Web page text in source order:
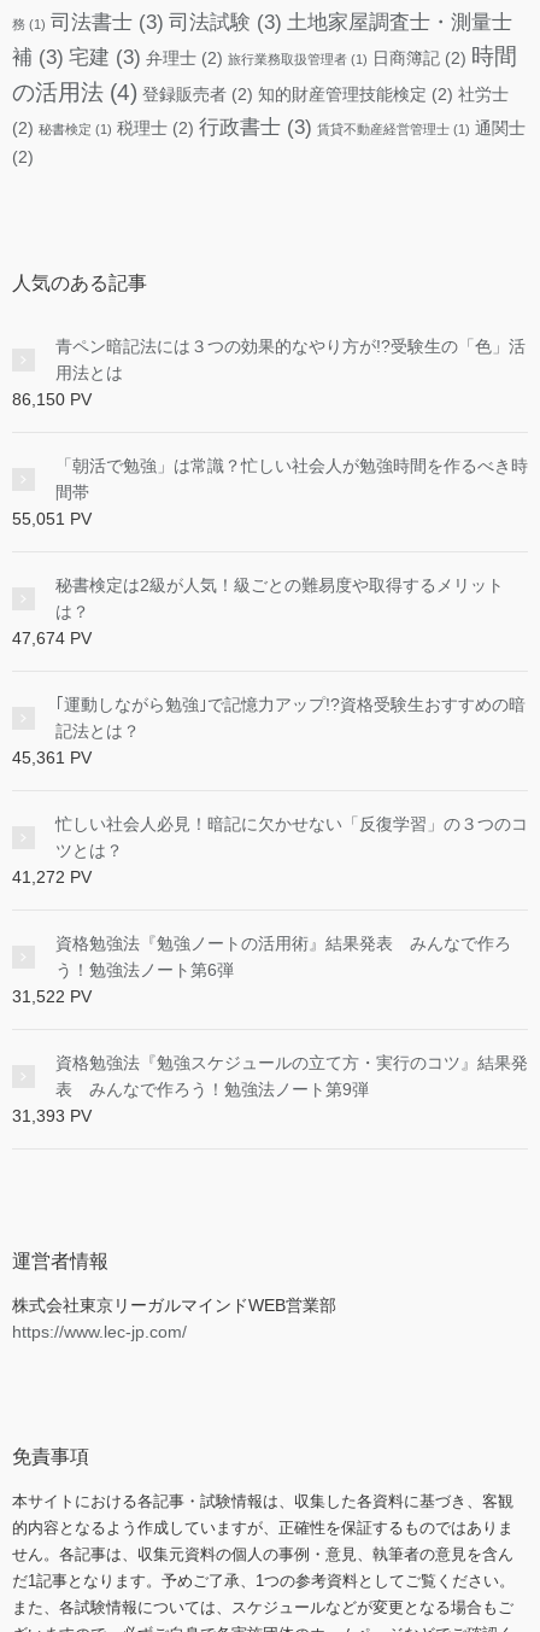
務 (1) 司法書士 (3) 司法試験 (3) 土地家屋調査士・測量士
補 (3) 宅建 (3) 弁理士 (2) 旅行業務取扱管理者 (1) 日商簿記 (2) 時間
の活用法 (4) 登録販売者 (2) 知的財産管理技能検定 (2) 社労士
(2) 秘書検定 (1) 税理士 (2) 行政書士 (3) 賃貸不動産経営管理士 (1) 通関士
(2)
人気のある記事
青ペン暗記法には３つの効果的なやり方が!?受験生の「色」活
用法とは
86,150 PV
「朝活で勉強」は常識？忙しい社会人が勉強時間を作るべき時
間帯
55,051 PV
秘書検定は2級が人気！級ごとの難易度や取得するメリット
は？
47,674 PV
｢運動しながら勉強｣で記憶力アップ!?資格受験生おすすめの暗
記法とは？
45,361 PV
忙しい社会人必見！暗記に欠かせない「反復学習」の３つのコ
ツとは？
41,272 PV
資格勉強法『勉強ノートの活用術』結果発表 みんなで作ろ
う！勉強法ノート第6弾
31,522 PV
資格勉強法『勉強スケジュールの立て方・実行のコツ』結果発
表 みんなで作ろう！勉強法ノート第9弾
31,393 PV
運営者情報
株式会社東京リーガルマインドWEB営業部
https://www.lec-jp.com/
免責事項
本サイトにおける各記事・試験情報は、収集した各資料に基づき、客観
的内容となるよう作成していますが、正確性を保証するものではありま
せん。各記事は、収集元資料の個人の事例・意見、執筆者の意見を含ん
だ1記事となります。予めご了承、1つの参考資料としてご覧ください。
また、各試験情報については、スケジュールなどが変更となる場合もご